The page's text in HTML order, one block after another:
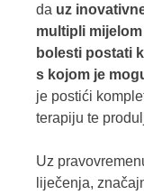
da uz
multipli
bolesti postati
s kojom je
je postići
terapiju te
Uz
liječenja,